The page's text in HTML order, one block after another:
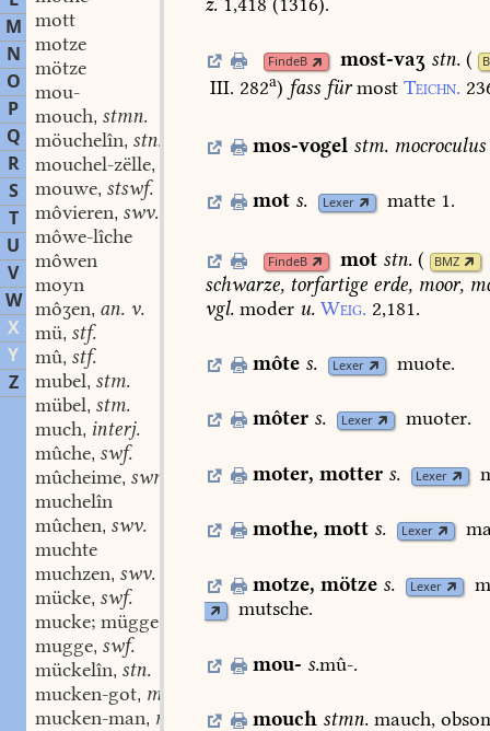
M
N
O
P
Q
R
S
T
U
V
W
X
Y
Z
mott
motze
mötze
mou-
mouch, stmn.
möuchelîn, stn.
mouchel-zëlle,
mouwe, stswf.
môvieren, swv.
môwe-lîche
môwen
moyn
môʒen, an. v.
mü, stf.
mû, stf.
mubel, stm.
mübel, stm.
much, interj.
mûche, swf.
mûcheime, swm.
muchelîn
mûchen, swv.
muchte
muchzen, swv.
mücke, swf.
mucke; mügge
mugge, swf.
mückelîn, stn.
mucken-got, m.
mucken-man, m.
z. 1,418 (1316).
FindeB most-vaʒ stn. (
III. 282a) fass fürmost Teichn.
mos-vogel stm. mocroculus
mot s. Lexer matte 1.
FindeB mot stn. ( BMZ
schwarze, torfartige erde, moor,
vgl. moder u. Weig. 2,181.
môte s. Lexer muote.
môter s. Lexer muoter.
moter, motter s. Lexer
mothe, mott s. Lexer
motze, mötze s. Lexer
mutsche.
mou- s.mû-.
mouch stmn. mauch,